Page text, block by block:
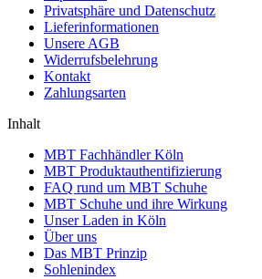
Privatsphäre und Datenschutz
Lieferinformationen
Unsere AGB
Widerrufsbelehrung
Kontakt
Zahlungsarten
Inhalt
MBT Fachhändler Köln
MBT Produktauthentifizierung
FAQ rund um MBT Schuhe
MBT Schuhe und ihre Wirkung
Unser Laden in Köln
Über uns
Das MBT Prinzip
Sohlenindex